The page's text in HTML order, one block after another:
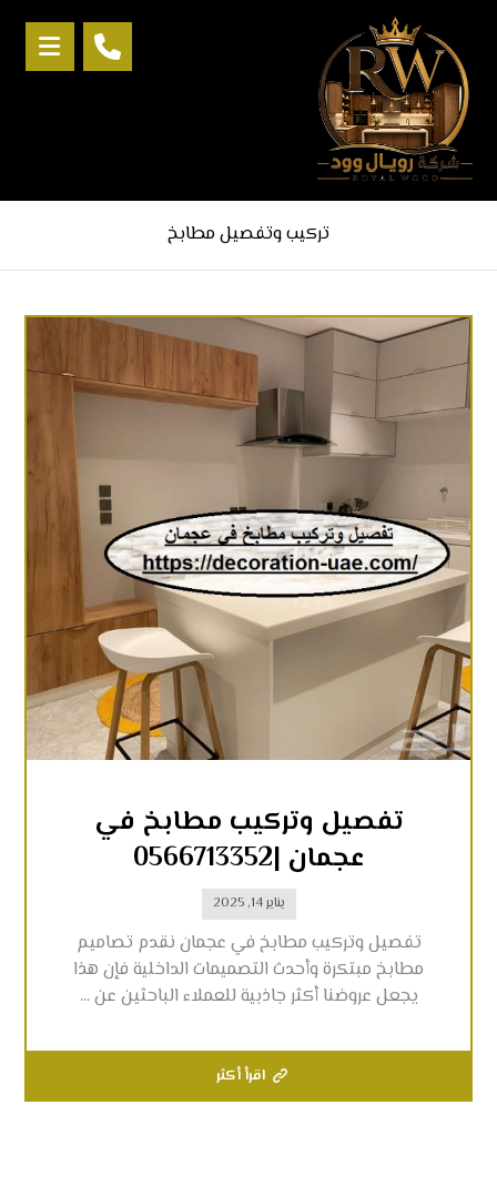
تركيب وتفصيل مطابخ
تفصيل وتركيب مطابخ في
عجمان |0566713352
يناير 14, 2025
تفصيل وتركيب مطابخ في عجمان نقدم تصاميم
مطابخ مبتكرة وأحدث التصميمات الداخلية فإن هذا
يجعل عروضنا أكثر جاذبية للعملاء الباحثين عن ...
اقرأ أكثر